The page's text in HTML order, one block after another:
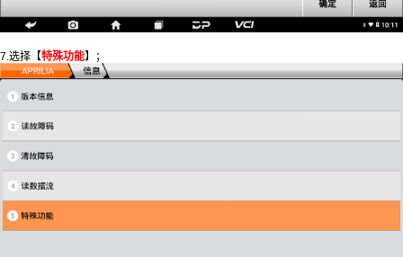
7.选择【特殊功能】；